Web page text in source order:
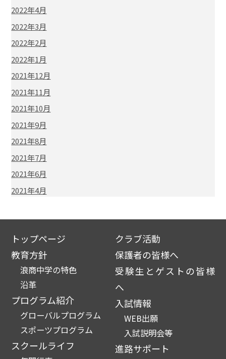
2022年4月
2022年3月
2022年2月
2022年1月
2021年12月
2021年11月
2021年10月
2021年9月
2021年8月
2021年7月
2021年6月
2021年4月
トップページ
教育方針
浪商中学の特色
沿革
プログラム紹介
グローバルプログラム
スポーツプログラム
スクールライフ
クラブ活動
保護者の皆様へ
受験生とゲストの皆様
へ
入試情報
WEB出願
入試説明会等
進路サポート